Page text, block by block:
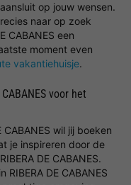
op jouw wensen.
naar op zoek
CABANES een
moment even
vakantiehuisje.
voor het
wil jij boeken
je inspireren door de
DE CABANES.
RIBERA DE CABANES